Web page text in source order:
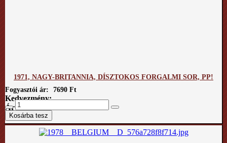
1971, NAGY-BRITANNIA, DÍSZTOKOS FORGALMI SOR, PP!
Fogyasztói ár:
7690 Ft
Kedvezmény:
Ár / kg: